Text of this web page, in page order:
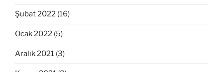
Şubat 2022 (16)
Ocak 2022 (5)
Aralık 2021 (3)